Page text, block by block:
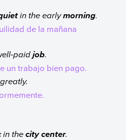
in the earlymorning.
de la mañana
paidjob.
un trabajo bien pago.
greatly.
in thecity center.